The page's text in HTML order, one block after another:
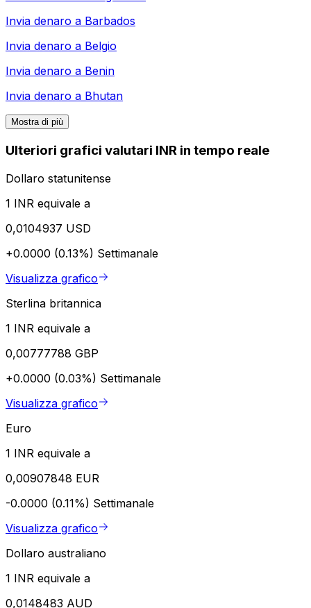
Invia denaro a Barbados
Invia denaro a Belgio
Invia denaro a Benin
Invia denaro a Bhutan
Mostra di più
Ulteriori grafici valutari INR in tempo reale
Dollaro statunitense
1 INR equivale a
0,0104937 USD
+0.0000 (0.13%) Settimanale
Visualizza grafico
Sterlina britannica
1 INR equivale a
0,00777788 GBP
+0.0000 (0.03%) Settimanale
Visualizza grafico
Euro
1 INR equivale a
0,00907848 EUR
-0.0000 (0.11%) Settimanale
Visualizza grafico
Dollaro australiano
1 INR equivale a
0,0148483 AUD